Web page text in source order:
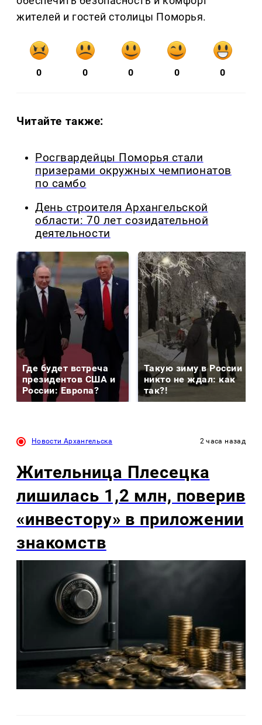
жителей и гостей столицы Поморья.
0 0 0 0 0
Читайте также:
Росгвардейцы Поморья стали
призерами окружных чемпионатов
по самбо
День строителя Архангельской
области: 70 лет созидательной
деятельности
Где будет встреча
президентов США и
России: Европа?
Такую зиму в России
никто не ждал: как
так?!
Новости Архангельска 2 часа назад
Жительница Плесецка
лишилась 1,2 млн, поверив
«инвестору» в приложении
знакомств